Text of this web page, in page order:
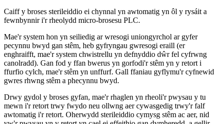
Caiff y broses sterileiddio ei chynnal yn awtomatig yn ôl y rysáit a
fewnbynnir i'r rheolydd micro-brosesu PLC.
Mae'r system hon yn seiliedig ar wresogi uniongyrchol ar gyfer
pecynnu bwyd gan stêm, heb gyfryngau gwresogi eraill (er
enghraifft, mae'r system chwistrellu yn defnyddio dŵr fel cyfrwng
canolradd). Gan fod y ffan bwerus yn gorfodi'r stêm yn y retort i
ffurfio cylch, mae'r stêm yn unffurf. Gall ffaniau gyflymu'r cyfnewid
gwres rhwng stêm a phecynnu bwyd.
Drwy gydol y broses gyfan, mae'r rhaglen yn rheoli'r pwysau y tu
mewn i'r retort trwy fwydo neu ollwng aer cywasgedig trwy'r falf
awtomatig i'r retort. Oherwydd sterileiddio cymysg stêm ac aer, nid